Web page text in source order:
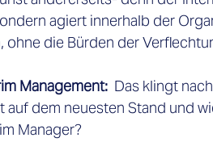
agiert innerhalb der
ohne die Bürden der
Management: Das klingt
auf dem neuesten Stand und
Manager?